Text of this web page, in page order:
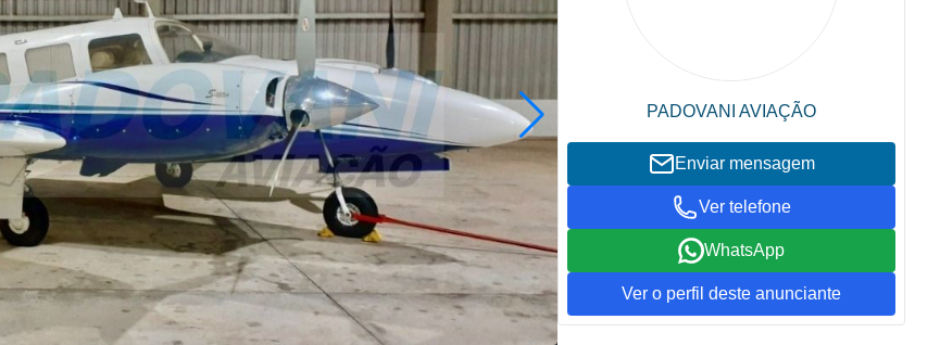
PADOVANI AVIAÇÃO
Enviar mensagem
Ver telefone
WhatsApp
Ver o perfil deste anunciante